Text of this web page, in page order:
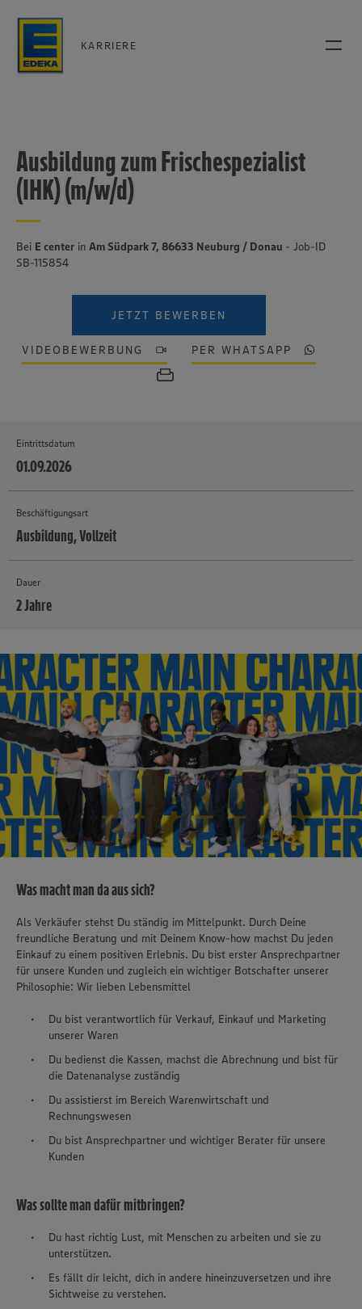
KARRIERE
Ausbildung zum Frischespezialist
(IHK) (m/w/d)
Bei E center in Am Südpark 7, 86633 Neuburg / Donau - Job-ID
SB-115854
JETZT BEWERBEN
VIDEOBEWERBUNG PER WHATSAPP
Eintrittsdatum
01.09.2026
Beschäftigungsart
Ausbildung, Vollzeit
Dauer
2 Jahre
Was macht man da aus sich?
Als Verkäufer stehst Du ständig im Mittelpunkt. Durch Deine
freundliche Beratung und mit Deinem Know-how machst Du jeden
Einkauf zu einem positiven Erlebnis. Du bist erster Ansprechpartner
für unsere Kunden und zugleich ein wichtiger Botschafter unserer
Philosophie: Wir lieben Lebensmittel
Du bist verantwortlich für Verkauf, Einkauf und Marketing
unserer Waren
Du bedienst die Kassen, machst die Abrechnung und bist für
die Datenanalyse zuständig
Du assistierst im Bereich Warenwirtschaft und
Rechnungswesen
Du bist Ansprechpartner und wichtiger Berater für unsere
Kunden
Was sollte man dafür mitbringen?
Du hast richtig Lust, mit Menschen zu arbeiten und sie zu
unterstützen.
Es fällt dir leicht, dich in andere hineinzuversetzen und ihre
Sichtweise zu verstehen.